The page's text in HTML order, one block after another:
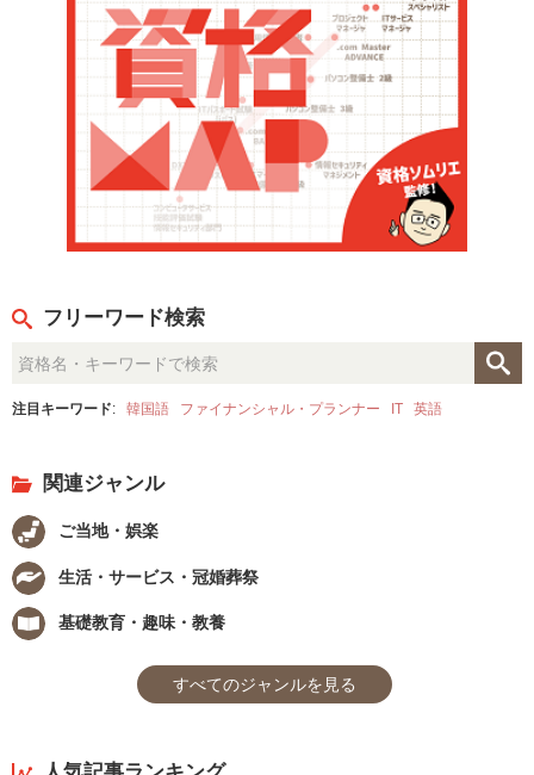
フリーワード検索
注目キーワード: 韓国語 ファイナンシャル・プランナー IT 英語
関連ジャンル
ご当地・娯楽
生活・サービス・冠婚葬祭
基礎教育・趣味・教養
すべてのジャンルを見る